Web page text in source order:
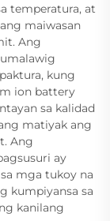
temperatura, at
maiwasan
Ang
kung
ion battery
sa kalidad
matiyak ang
Ang
ay
mga tukoy na
kumpiyansa sa
kanilang